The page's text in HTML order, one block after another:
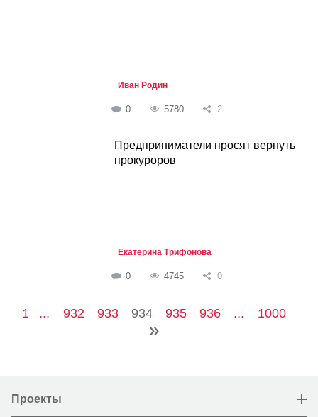
Иван Родин
0 5780 2
Предприниматели просят вернуть
прокуроров
Екатерина Трифонова
0 4745 0
1 ... 932 933 934 935 936 ... 1000
Проекты